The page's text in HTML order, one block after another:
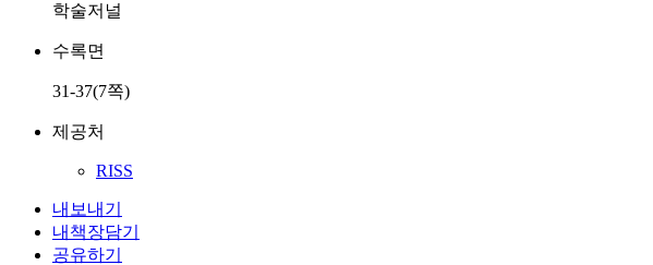
학술저널
수록면
31-37(7쪽)
제공처
RISS
내보내기
내책장담기
공유하기